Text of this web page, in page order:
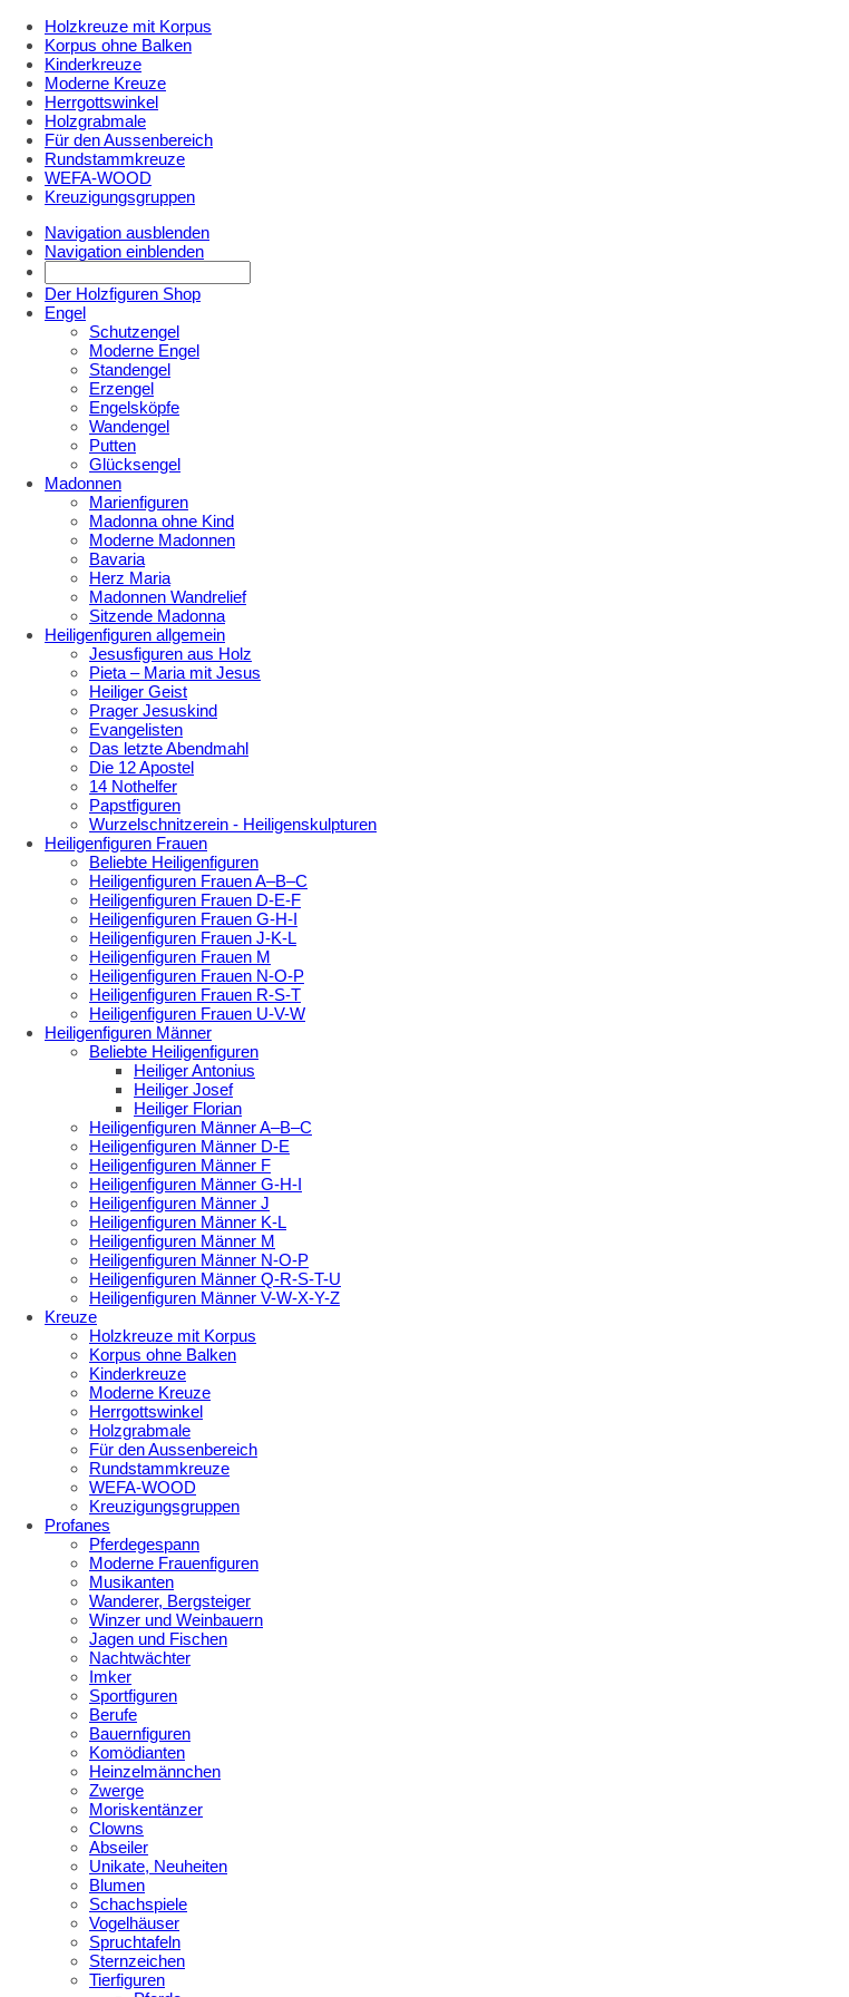
Holzkreuze mit Korpus
Korpus ohne Balken
Kinderkreuze
Moderne Kreuze
Herrgottswinkel
Holzgrabmale
Für den Aussenbereich
Rundstammkreuze
WEFA-WOOD
Kreuzigungsgruppen
Navigation ausblenden
Navigation einblenden
Der Holzfiguren Shop
Engel
Schutzengel
Moderne Engel
Standengel
Erzengel
Engelsköpfe
Wandengel
Putten
Glücksengel
Madonnen
Marienfiguren
Madonna ohne Kind
Moderne Madonnen
Bavaria
Herz Maria
Madonnen Wandrelief
Sitzende Madonna
Heiligenfiguren allgemein
Jesusfiguren aus Holz
Pieta – Maria mit Jesus
Heiliger Geist
Prager Jesuskind
Evangelisten
Das letzte Abendmahl
Die 12 Apostel
14 Nothelfer
Papstfiguren
Wurzelschnitzerein - Heiligenskulpturen
Heiligenfiguren Frauen
Beliebte Heiligenfiguren
Heiligenfiguren Frauen A–B–C
Heiligenfiguren Frauen D-E-F
Heiligenfiguren Frauen G-H-I
Heiligenfiguren Frauen J-K-L
Heiligenfiguren Frauen M
Heiligenfiguren Frauen N-O-P
Heiligenfiguren Frauen R-S-T
Heiligenfiguren Frauen U-V-W
Heiligenfiguren Männer
Beliebte Heiligenfiguren
Heiliger Antonius
Heiliger Josef
Heiliger Florian
Heiligenfiguren Männer A–B–C
Heiligenfiguren Männer D-E
Heiligenfiguren Männer F
Heiligenfiguren Männer G-H-I
Heiligenfiguren Männer J
Heiligenfiguren Männer K-L
Heiligenfiguren Männer M
Heiligenfiguren Männer N-O-P
Heiligenfiguren Männer Q-R-S-T-U
Heiligenfiguren Männer V-W-X-Y-Z
Kreuze
Holzkreuze mit Korpus
Korpus ohne Balken
Kinderkreuze
Moderne Kreuze
Herrgottswinkel
Holzgrabmale
Für den Aussenbereich
Rundstammkreuze
WEFA-WOOD
Kreuzigungsgruppen
Profanes
Pferdegespann
Moderne Frauenfiguren
Musikanten
Wanderer, Bergsteiger
Winzer und Weinbauern
Jagen und Fischen
Nachtwächter
Imker
Sportfiguren
Berufe
Bauernfiguren
Komödianten
Heinzelmännchen
Zwerge
Moriskentänzer
Clowns
Abseiler
Unikate, Neuheiten
Blumen
Schachspiele
Vogelhäuser
Spruchtafeln
Sternzeichen
Tierfiguren